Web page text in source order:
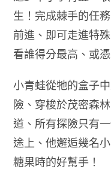
生！完成棘手的任
前進、即可走進特
看誰得分最高、或
小青蛙從牠的盒子
險、穿梭於茂密森
道、所有探險只有
途上、他邂逅幾名
糖果時的好幫手！